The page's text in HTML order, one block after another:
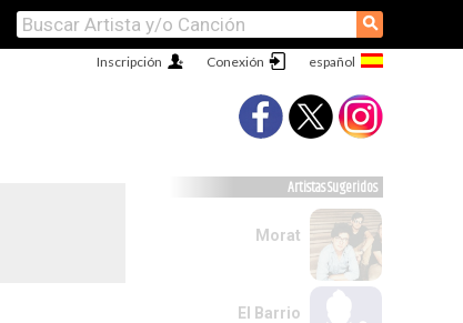
⚲
Conexión
Inscripción
Artistas Sugeridos
Morat
El Barrio